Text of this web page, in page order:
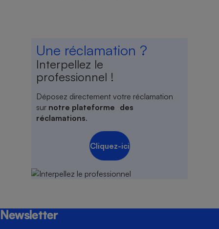
Une réclamation ?
Interpellez le
professionnel !
Déposez directement votre réclamation
sur notre plateforme des
réclamations.
Cliquez-ici
Newsletter